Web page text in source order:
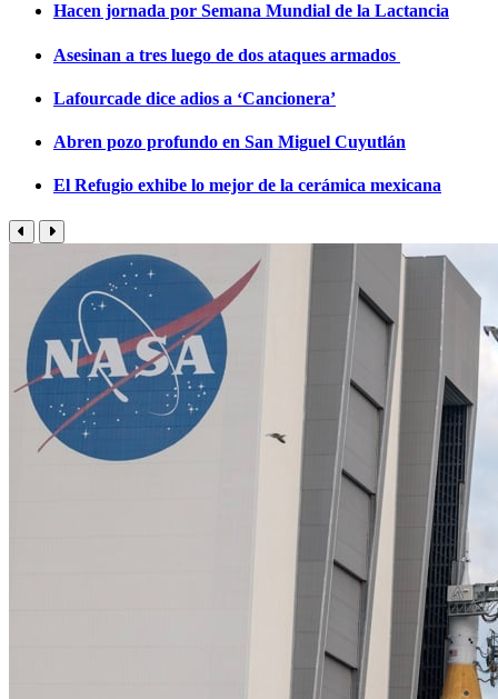
Hacen jornada por Semana Mundial de la Lactancia
Asesinan a tres luego de dos ataques armados
Lafourcade dice adios a ‘Cancionera’
Abren pozo profundo en San Miguel Cuyutlán
El Refugio exhibe lo mejor de la cerámica mexicana